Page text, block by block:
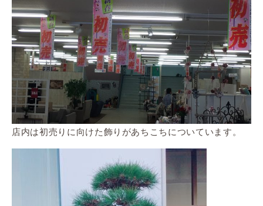
店内は初売りに向けた飾りがあちこちについています。